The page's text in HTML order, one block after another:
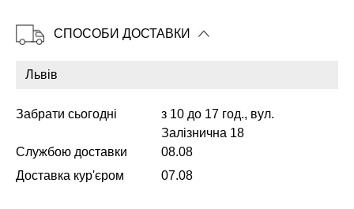
Копіювати
СПОСОБИ ДОСТАВКИ
Забрати сьогодні
з 10 до 17 год., вул.
Залізнична 18
Службою доставки
08.08
Доставка кур'єром
07.08